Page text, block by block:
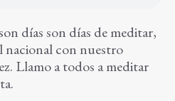
días son días de meditar,
nacional con nuestro
Llamo a todos a meditar